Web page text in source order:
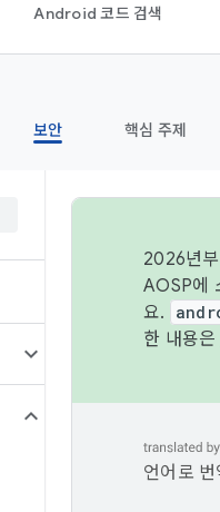
Android 코드 검색
보안 핵심 주제
2026년
AOSP에
요.
한 내용은
언어로